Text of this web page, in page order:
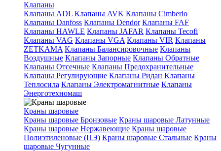
Клапаны
Клапаны ADL Клапаны AVK Клапаны Cimberio
Клапаны Danfoss Клапаны Dendor Клапаны FAF
Клапаны HAWLE Клапаны JAFAR Клапаны Tecofi
Клапаны VAG Клапаны VGA Клапаны VIR Клапаны
ZETKAMA Клапаны Балансировочные Клапаны
Воздушные Клапаны Запорные Клапаны Обратные
Клапаны Отсечные Клапаны Предохранительные
Клапаны Регулирующие Клапаны Ридан Клапаны
Теплосила Клапаны Электромагнитные Клапаны
Энерготехномаш
Краны шаровые
Краны шаровые Бронзовые Краны шаровые Латунные
Краны шаровые Нержавеющие Краны шаровые
Полиэтиленовые (ПЭ) Краны шаровые Стальные Краны
шаровые Чугунные